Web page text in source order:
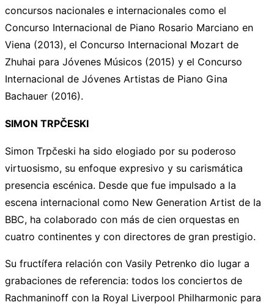
concursos nacionales e internacionales como el
Concurso Internacional de Piano Rosario Marciano en
Viena (2013), el Concurso Internacional Mozart de
Zhuhai para Jóvenes Músicos (2015) y el Concurso
Internacional de Jóvenes Artistas de Piano Gina
Bachauer (2016).
SIMON TRPČESKI
Simon Trpčeski ha sido elogiado por su poderoso
virtuosismo, su enfoque expresivo y su carismática
presencia escénica. Desde que fue impulsado a la
escena internacional como New Generation Artist de la
BBC, ha colaborado con más de cien orquestas en
cuatro continentes y con directores de gran prestigio.
Su fructífera relación con Vasily Petrenko dio lugar a
grabaciones de referencia: todos los conciertos de
Rachmaninoff con la Royal Liverpool Philharmonic para